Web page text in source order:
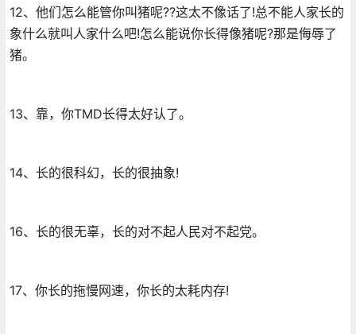
12、他们怎么能管你叫猪呢??这太不像话了!总不能人家长的
象什么就叫人家什么吧!怎么能说你长得像猪呢?那是侮辱了
猪。
13、靠，你TMD长得太好认了。
14、长的很科幻，长的很抽象!
16、长的很无辜，长的对不起人民对不起党。
17、你长的拖慢网速，你长的太耗内存!